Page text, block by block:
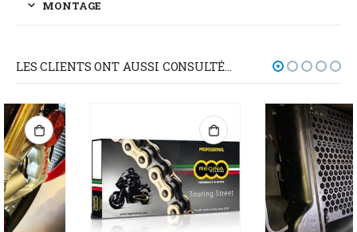
MONTAGE
LES CLIENTS ONT AUSSI CONSULTÉ…